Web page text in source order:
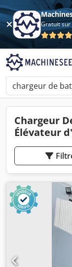
Gratuit
Chargeur
Élévateur